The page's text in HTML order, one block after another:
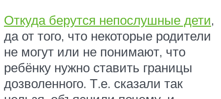
Откуда берутся непослушные дети,
да от того, что некоторые родители
не могут или не понимают, что
ребёнку нужно ставить границы
дозволенного. Т.е. сказали так